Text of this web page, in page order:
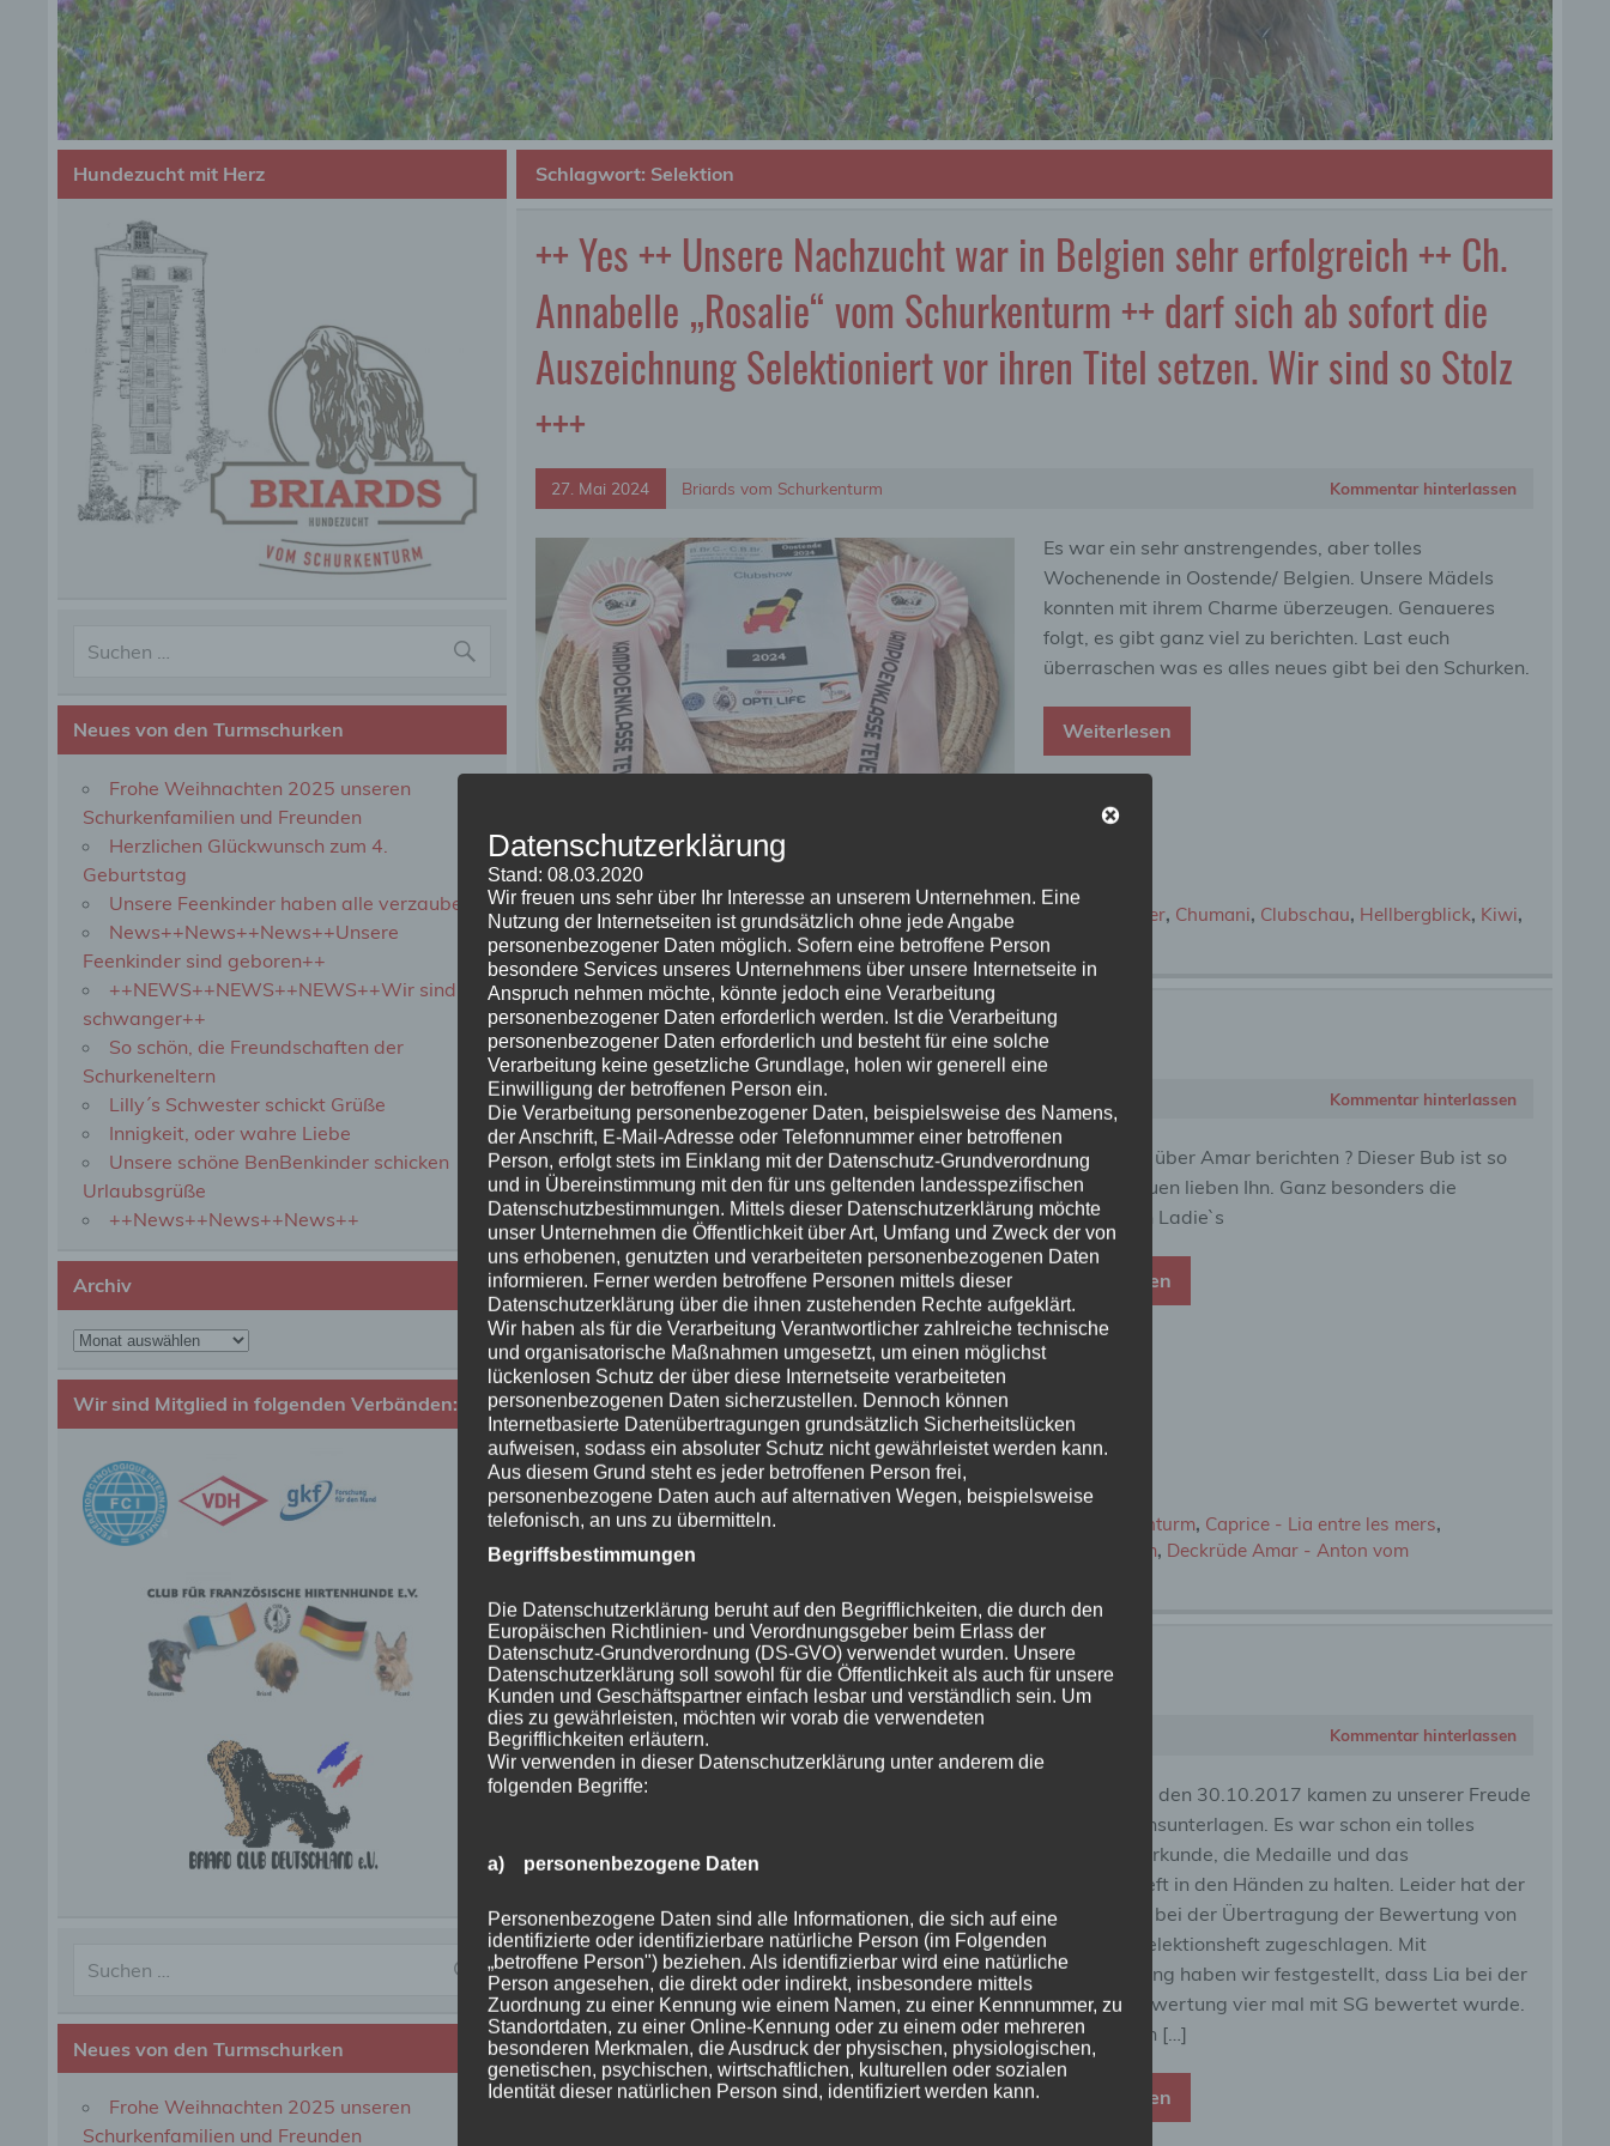
Schlagwort: Selektion
++ Yes ++ Unsere Nachzucht war in Belgien sehr erfolgreich ++ Ch.
Annabelle „Rosalie“ vom Schurkenturm ++ darf sich ab sofort die
Auszeichnung Selektioniert vor ihren Titel setzen. Wir sind so Stolz
+++
27. Mai 2024 Briards vom Schurkenturm Kommentar hinterlassen
Es war ein sehr anstrengendes, aber tolles
Wochenende in Oostende/ Belgien. Unsere Mädels
konnten mit ihrem Charme überzeugen. Genaueres
folgt, es gibt ganz viel zu berichten. Last euch
überraschen was es alles neues gibt bei den Schurken.
Weiterlesen
Kategorie:News 2024 Schlagwörter:Annabelle , Belgien Brigitte Wnterer, Chumani, Clubschau, Hellbergblick, Kiwi,
Lajos,Lillyfee,Rosalie,Selektion,Tiago,Unlikely One Zlota Elita
Amar – Anton vom Schurkenturm
10. Oktober 2023 Briards vom Schurkenturm Kommentar hinterlassen
Was soll ich über Amar berichten ? Dieser Bub ist so
toll, alle Frauen lieben Ihn. Ganz besonders die
vierbeinigen Ladie`s
Weiterlesen
Kategorie:News 2023 Schlagwörter: Annabelle "Rosalie" vom Schurkenturm, Caprice - Lia entre les mers,
Champion,Chumani "Lilly" vom Schurkenturm Davina vom Schurkenturm, Deckrüde Amar - Anton vom
Erfreuliche Postzustellung
2. November 2017 Kommentar hinterlassen
​Am Montag, den 30.10.2017 kamen zu unserer Freude
die Selektionsunterlagen. Es war schon ein tolles
Gefühl,die Urkunde, die Medaille und das
Selektionsheft in den Händen zu halten. Leider hat der
Fehlerteufel bei der Übertragung der Bewertung von
Lia in das Selektionsheft zugeschlagen. Mit
Verwunderung haben wir festgestellt, dass Lia bei der
Standardbewertung vier mal mit SG bewertet wurde.
Wir wussten […]
Weiterlesen
Hundezucht mit Herz
Neues von den Turmschurken
Frohe Weihnachten 2025 unseren
Schurkenfamilien und Freunden
Herzlichen Glückwunsch zum 4.
Geburtstag
Unsere Feenkinder haben alle verzaubert
News++News++News++Unsere
Feenkinder sind geboren++
++NEWS++NEWS++NEWS++Wir sind
schwanger++
So schön, die Freundschaften der
Schurkeneltern
Lilly´s Schwester schickt Grüße
Innigkeit, oder wahre Liebe
Unsere schöne BenBenkinder schicken
Urlaubsgrüße
++News++News++News++
Archiv
Archiv
Wir sind Mitglied in folgenden Verbänden:
Neues von den Turmschurken
Frohe Weihnachten 2025 unseren
Schurkenfamilien und Freunden
Datenschutzerklärung
Stand: 08.03.2020
Wir freuen uns sehr über Ihr Interesse an unserem Unternehmen. Eine
Nutzung der Internetseiten ist grundsätzlich ohne jede Angabe
personenbezogener Daten möglich. Sofern eine betroffene Person
besondere Services unseres Unternehmens über unsere Internetseite in
Anspruch nehmen möchte, könnte jedoch eine Verarbeitung
personenbezogener Daten erforderlich werden. Ist die Verarbeitung
personenbezogener Daten erforderlich und besteht für eine solche
Verarbeitung keine gesetzliche Grundlage, holen wir generell eine
Einwilligung der betroffenen Person ein.
Die Verarbeitung personenbezogener Daten, beispielsweise des Namens,
der Anschrift, E-Mail-Adresse oder Telefonnummer einer betroffenen
Person, erfolgt stets im Einklang mit der Datenschutz-Grundverordnung
und in Übereinstimmung mit den für uns geltenden landesspezifischen
Datenschutzbestimmungen. Mittels dieser Datenschutzerklärung möchte
unser Unternehmen die Öffentlichkeit über Art, Umfang und Zweck der von
uns erhobenen, genutzten und verarbeiteten personenbezogenen Daten
informieren. Ferner werden betroffene Personen mittels dieser
Datenschutzerklärung über die ihnen zustehenden Rechte aufgeklärt.
Wir haben als für die Verarbeitung Verantwortlicher zahlreiche technische
und organisatorische Maßnahmen umgesetzt, um einen möglichst
lückenlosen Schutz der über diese Internetseite verarbeiteten
personenbezogenen Daten sicherzustellen. Dennoch können
Internetbasierte Datenübertragungen grundsätzlich Sicherheitslücken
aufweisen, sodass ein absoluter Schutz nicht gewährleistet werden kann.
Aus diesem Grund steht es jeder betroffenen Person frei,
personenbezogene Daten auch auf alternativen Wegen, beispielsweise
telefonisch, an uns zu übermitteln.
Begriffsbestimmungen
Die Datenschutzerklärung beruht auf den Begrifflichkeiten, die durch den
Europäischen Richtlinien- und Verordnungsgeber beim Erlass der
Datenschutz-Grundverordnung (DS-GVO) verwendet wurden. Unsere
Datenschutzerklärung soll sowohl für die Öffentlichkeit als auch für unsere
Kunden und Geschäftspartner einfach lesbar und verständlich sein. Um
dies zu gewährleisten, möchten wir vorab die verwendeten
Begrifflichkeiten erläutern.
Wir verwenden in dieser Datenschutzerklärung unter anderem die
folgenden Begriffe:
a) personenbezogene Daten
Personenbezogene Daten sind alle Informationen, die sich auf eine
identifizierte oder identifizierbare natürliche Person (im Folgenden
„betroffene Person") beziehen. Als identifizierbar wird eine natürliche
Person angesehen, die direkt oder indirekt, insbesondere mittels
Zuordnung zu einer Kennung wie einem Namen, zu einer Kennnummer, zu
Standortdaten, zu einer Online-Kennung oder zu einem oder mehreren
besonderen Merkmalen, die Ausdruck der physischen, physiologischen,
genetischen, psychischen, wirtschaftlichen, kulturellen oder sozialen
Identität dieser natürlichen Person sind, identifiziert werden kann.